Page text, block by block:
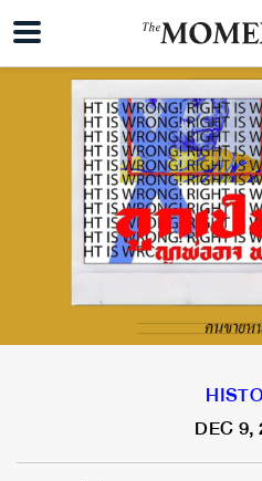
DEC 9,